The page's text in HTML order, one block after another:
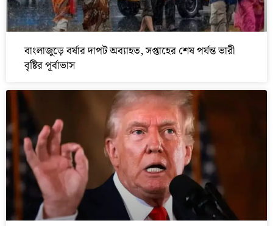
বাংলাজুড়ে বর্ষার দাপট অব্যাহত, সপ্তাহের শেষ পর্যন্ত ভারী
বৃষ্টির পূর্বাভাস